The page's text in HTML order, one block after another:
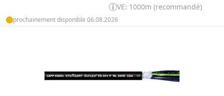
VE: 1000m (recommandé)
prochainement disponible 06.08.2026